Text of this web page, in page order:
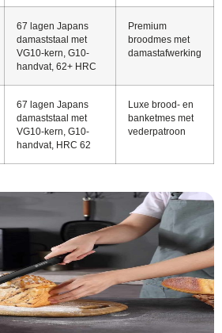
67 lagen Japans
damaststaal met
VG10-kern, G10-
handvat, 62+ HRC
Premium
broodmes met
damastafwerking
67 lagen Japans
damaststaal met
VG10-kern, G10-
handvat, HRC 62
Luxe brood- en
banketmes met
vederpatroon